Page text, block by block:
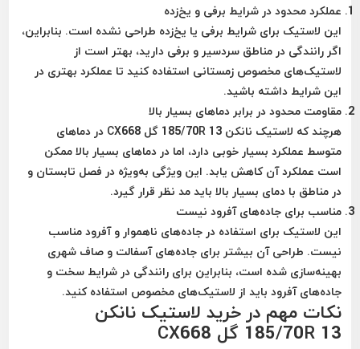
عملکرد محدود در شرایط برفی و یخ‌زده
این لاستیک برای شرایط برفی یا یخ‌زده طراحی نشده است. بنابراین،
اگر رانندگی در مناطق سردسیر و برفی دارید، بهتر است از
لاستیک‌های مخصوص زمستانی استفاده کنید تا عملکرد بهتری در
این شرایط داشته باشید.
مقاومت محدود در برابر دماهای بسیار بالا
هرچند که لاستیک نانکن 185/70R 13 گل CX668 در دماهای
متوسط عملکرد بسیار خوبی دارد، اما در دماهای بسیار بالا ممکن
است عملکرد آن کاهش یابد. این ویژگی به‌ویژه در فصل تابستان و
در مناطق با دمای بسیار بالا باید مد نظر قرار گیرد.
مناسب برای جاده‌های آفرود نیست
این لاستیک برای استفاده در جاده‌های ناهموار و آفرود مناسب
نیست. طراحی آن بیشتر برای جاده‌های آسفالت و صاف شهری
بهینه‌سازی شده است، بنابراین برای رانندگی در شرایط سخت و
جاده‌های آفرود باید از لاستیک‌های مخصوص استفاده کنید.
نکات مهم در خرید لاستیک نانکن
185/70R 13 گل CX668